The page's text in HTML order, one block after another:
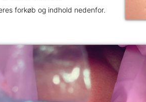
forkøb og indhold nedenfor.